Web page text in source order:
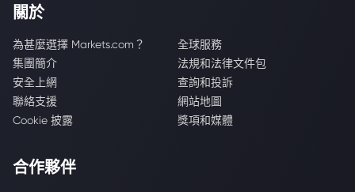
關於
為甚麼選擇 Markets.com？
全球服務
集團簡介
法規和法律文件包
安全上網
查詢和投訴
聯絡支援
網站地圖
Cookie 披露
獎項和媒體
合作夥伴